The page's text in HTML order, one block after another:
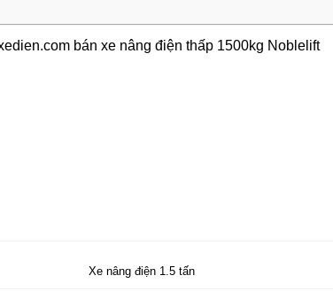
bán xe nâng điện thấp 1500kg Noblelift
Xe nâng điện 1.5 tấn